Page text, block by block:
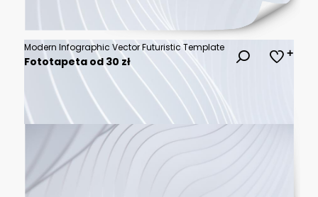
Modern Infographic Vector Futuristic Template
Fototapeta od 30 zł